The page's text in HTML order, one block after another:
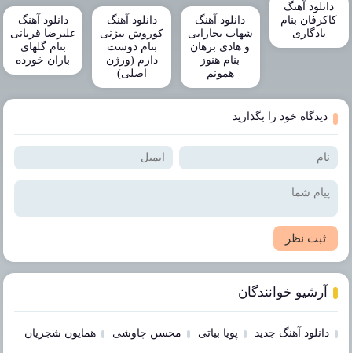
دانلود آهنگ
کاکرفان بنام
یادگاری
دانلود آهنگ
شهاب بخارایی
و هادی برهان
بنام هنوز
همونم
دانلود آهنگ
کوروش بیژنی
بنام دوست
دارم (ورژن
اصلی)
دانلود آهنگ
علیرضا قربانی
بنام گلهای
باران خورده
دیدگاه خود را بگذارید
ثبت نظر
آرشیو خوانندگان
دانلود آهنگ جدید پویا بیاتی محسن چاوشی همایون شجریان